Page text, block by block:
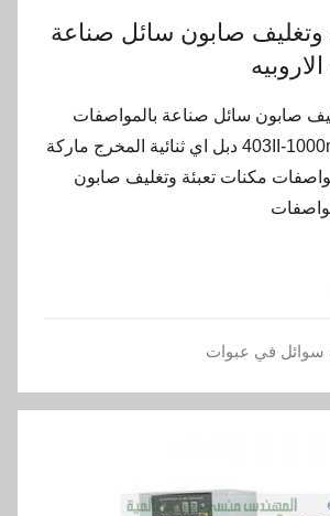
وتغليف صابون سائل صناعة
صابون سائل صناعة بالمواصفات
الاروبيه موديل 403II-1000ml دبل اي ثنائية المخرج ماركة
مكنات تعبئة وتغليف صابون
سوائل في عبوات